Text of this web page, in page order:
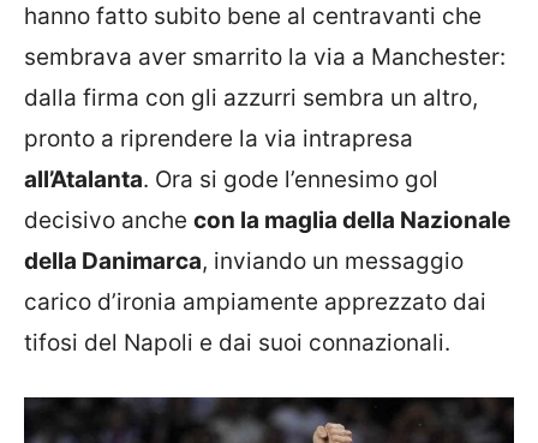
hanno fatto subito bene al centravanti che
sembrava aver smarrito la via a Manchester:
dalla firma con gli azzurri sembra un altro,
pronto a riprendere la via intrapresa
all’Atalanta. Ora si gode l’ennesimo gol
decisivo anche con la maglia della Nazionale
della Danimarca, inviando un messaggio
carico d’ironia ampiamente apprezzato dai
tifosi del Napoli e dai suoi connazionali.